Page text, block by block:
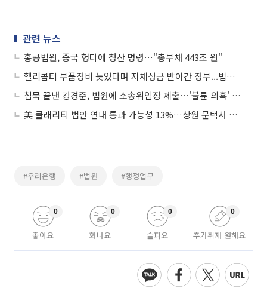
관련 뉴스
홍콩법원, 중국 헝다에 청산 명령…"총부채 443조 원"
헬리콥터 부품정비 늦었다며 지체상금 받아간 정부...법원 "절반 돌려줘라"
침묵 끝낸 강경준, 법원에 소송위임장 제출…'불륜 의혹' 입 여나
美 클래리티 법안 연내 통과 가능성 13%…상원 문턱서 제동
#우리은행 #법원 #행정업무
좋아요
0
화나요
0
슬퍼요
0
추가취재 원해요
0